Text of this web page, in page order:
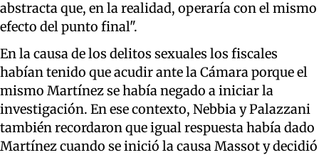
abstracta que, en la realidad, operaría con el mismo
efecto del punto final".
En la causa de los delitos sexuales los fiscales
habían tenido que acudir ante la Cámara porque el
mismo Martínez se había negado a iniciar la
investigación. En ese contexto, Nebbia y Palazzani
también recordaron que igual respuesta había dado
Martínez cuando se inició la causa Massot y decidió